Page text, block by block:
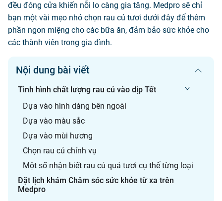
đều đóng cửa khiến nỗi lo càng gia tăng. Medpro sẽ chỉ
bạn một vài mẹo nhỏ chọn rau củ tươi dưới đây để thêm
phần ngon miệng cho các bữa ăn, đảm bảo sức khỏe cho
các thành viên trong gia đình.
Nội dung bài viết
Tình hình chất lượng rau củ vào dịp Tết
Dựa vào hình dáng bên ngoài
Dựa vào màu sắc
Dựa vào mùi hương
Chọn rau củ chính vụ
Một số nhận biết rau củ quả tươi cụ thể từng loại
Đặt lịch khám Chăm sóc sức khỏe từ xa trên
Medpro